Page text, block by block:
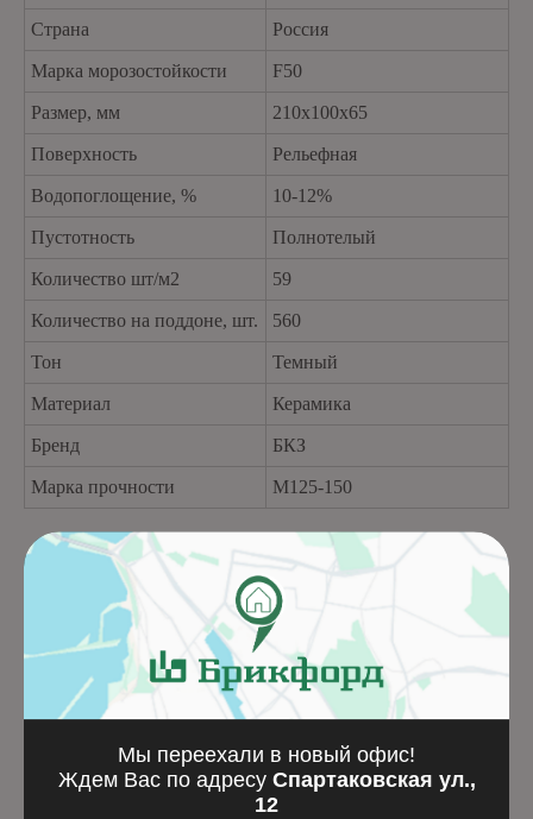
Страна Россия
Марка морозостойкости F50
Размер, мм 210х100х65
Поверхность Рельефная
Водопоглощение, % 10-12%
Пустотность Полнотелый
Количество шт/м2 59
Количество на поддоне, шт. 560
Тон Темный
Материал Керамика
Бренд БКЗ
Марка прочности M125-150
Похожие товары
Мы переехали в новый офис!
Ждем Вас по адресу Спартаковская ул.,
12